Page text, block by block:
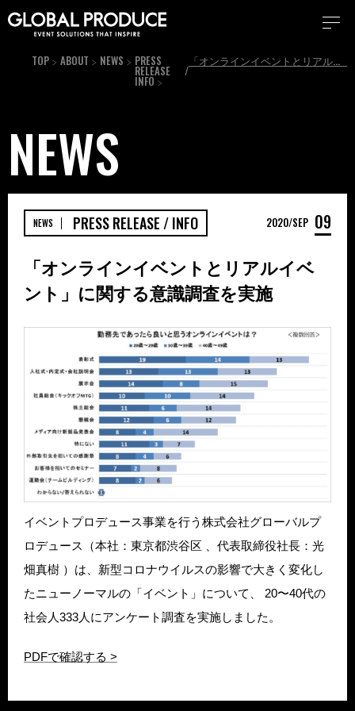
TOP ABOUT NEWS PRESS
RELEASE /
INFO
「オンラインイベントとリアルイベント」に関する意識調査を実施
NEWS
「オンラインイベントとリアルイベ
ント」に関する意識調査を実施
イベントプロデュース事業を行う株式会社グローバルプ
ロデュース（本社：東京都渋谷区 、代表取締役社長：光
畑真樹 ）は、新型コロナウイルスの影響で大きく変化し
たニューノーマルの「イベント」について、 20〜40代の
社会人333人にアンケート調査を実施しました。
PDFで確認する >
NEWS PRESS RELEASE / INFO 2020 SEP 09